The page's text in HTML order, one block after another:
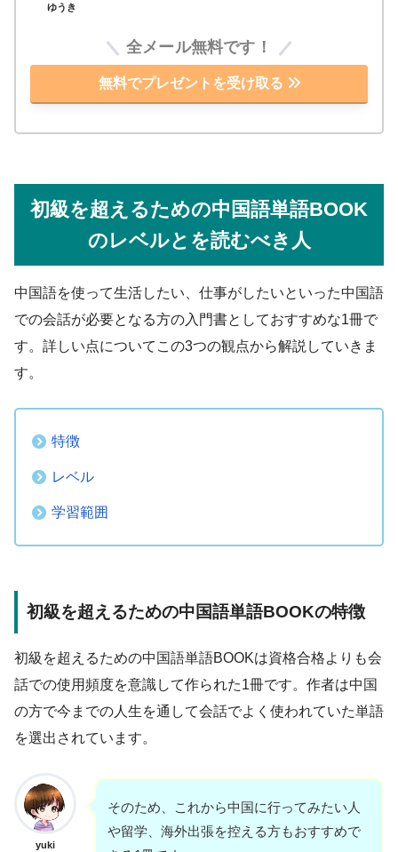
ゆうき
全メール無料です！
無料でプレゼントを受け取る
初級を超えるための中国語単語BOOK
のレベルとを読むべき人
中国語を使って生活したい、仕事がしたいといった中国語
での会話が必要となる方の入門書としておすすめな1冊で
す。詳しい点についてこの3つの観点から解説していきま
す。
特徴
レベル
学習範囲
初級を超えるための中国語単語BOOKの特徴
初級を超えるための中国語単語BOOKは資格合格よりも会
話での使用頻度を意識して作られた1冊です。作者は中国
の方で今までの人生を通して会話でよく使われていた単語
を選出されています。
yuki
そのため、これから中国に行ってみたい人
や留学、海外出張を控える方もおすすめで